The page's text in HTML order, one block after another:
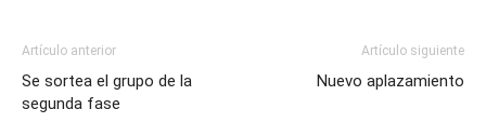
Artículo anterior
Se sortea el grupo de la
segunda fase
Artículo siguiente
Nuevo aplazamiento